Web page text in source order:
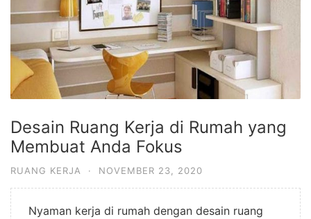
Desain Ruang Kerja di Rumah yang
Membuat Anda Fokus
RUANG KERJA · NOVEMBER 23, 2020
Nyaman kerja di rumah dengan desain ruang